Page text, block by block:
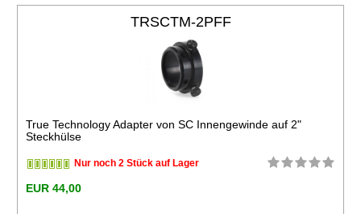
TRSCTM-2PFF
True Technology Adapter von SC Innengewinde auf 2"
Steckhülse
Nur noch 2 Stück auf Lager
EUR 44,00